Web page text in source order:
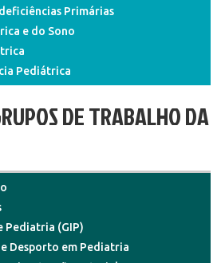
Primárias
e do Sono
Pediátrica
DE TRABALHO DA
Pediatria (GIP)
Desporto em Pediatria